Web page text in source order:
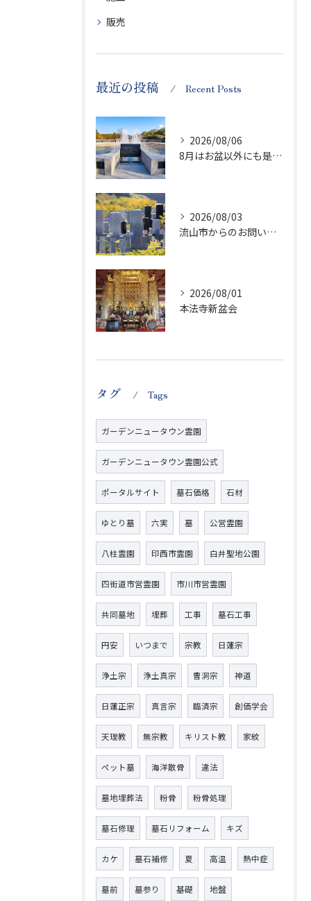
販売
最近の投稿 Recent Posts
2026/08/06
8月はお盆以外にも是非ご供養の気持ちを！
2026/08/03
流山市からのお問い合わせが急増中です、かなり悪質な業者さんとお寺さんらしいです
2026/08/01
本法寺新盆会
タグ Tags
ガーデンニュータウン霊園
ガーデンニュータウン霊園公式
ポータルサイト 墓石価格 石材
ゆとり墓 六実 墓 公営霊園
八柱霊園 印西市霊園 白井聖地公園
四街道市営霊園 市川市営霊園
共同墓地 埋葬 工事 墓石工事
円安 いつまで 宗教 日蓮宗
浄土宗 浄土真宗 曹洞宗 神道
日蓮正宗 真言宗 臨済宗 創価学会
天理教 無宗教 キリスト教 家紋
ペット墓 海洋散骨 違法
墓地埋葬法 粉骨 粉骨処理
墓石修理 墓石リフォーム キズ
カケ 墓石補修 夏 高温 熱中症
墓前 墓参り 基礎 地盤